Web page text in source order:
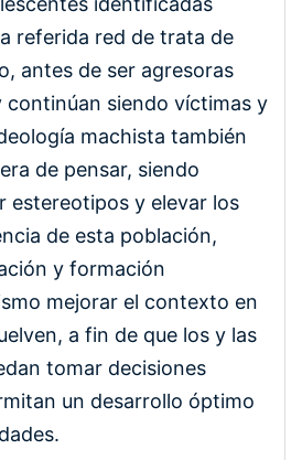
referida red de trata de
antes de ser agresoras
siendo víctimas y
machista también
de pensar, siendo
estereotipos y elevar los
de esta población,
y formación
mejorar el contexto en
a fin de que los y las
tomar decisiones
un desarrollo óptimo